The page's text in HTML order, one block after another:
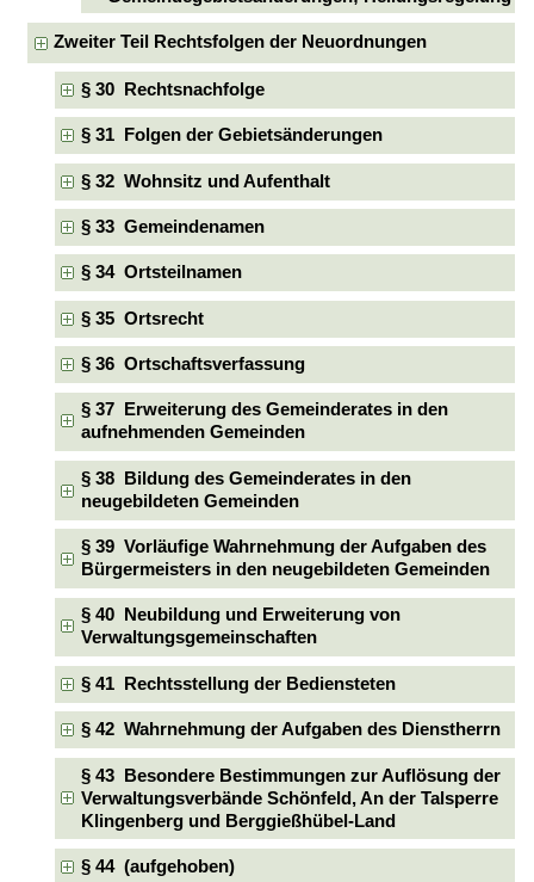
Zweiter Teil Rechtsfolgen der Neuordnungen
§ 30 Rechtsnachfolge
§ 31 Folgen der Gebietsänderungen
§ 32 Wohnsitz und Aufenthalt
§ 33 Gemeindenamen
§ 34 Ortsteilnamen
§ 35 Ortsrecht
§ 36 Ortschaftsverfassung
§ 37 Erweiterung des Gemeinderates in den
aufnehmenden Gemeinden
§ 38 Bildung des Gemeinderates in den
neugebildeten Gemeinden
§ 39 Vorläufige Wahrnehmung der Aufgaben des
Bürgermeisters in den neugebildeten Gemeinden
§ 40 Neubildung und Erweiterung von
Verwaltungsgemeinschaften
§ 41 Rechtsstellung der Bediensteten
§ 42 Wahrnehmung der Aufgaben des Dienstherrn
§ 43 Besondere Bestimmungen zur Auflösung der
Verwaltungsverbände Schönfeld, An der Talsperre
Klingenberg und Berggießhübel-Land
§ 44 (aufgehoben)